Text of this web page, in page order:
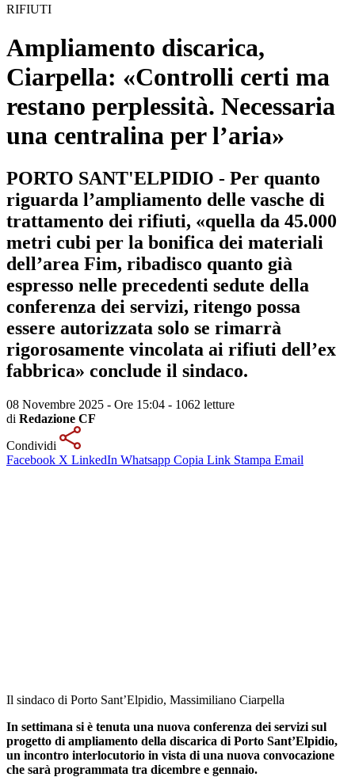
RIFIUTI
Ampliamento discarica,
Ciarpella: «Controlli certi ma
restano perplessità. Necessaria
una centralina per l’aria»
PORTO SANT'ELPIDIO - Per quanto
riguarda l’ampliamento delle vasche di
trattamento dei rifiuti, «quella da 45.000
metri cubi per la bonifica dei materiali
dell’area Fim, ribadisco quanto già
espresso nelle precedenti sedute della
conferenza dei servizi, ritengo possa
essere autorizzata solo se rimarrà
rigorosamente vincolata ai rifiuti dell’ex
fabbrica» conclude il sindaco.
08 Novembre 2025 - Ore 15:04 - 1062 letture
di Redazione CF
Condividi
Facebook X LinkedIn Whatsapp Copia Link Stampa Email
Il sindaco di Porto Sant’Elpidio, Massimiliano Ciarpella
In settimana si è tenuta una nuova conferenza dei servizi sul
progetto di ampliamento della discarica di Porto Sant’Elpidio,
un incontro interlocutorio in vista di una nuova convocazione
che sarà programmata tra dicembre e gennaio.